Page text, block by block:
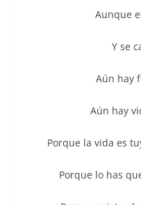
Aunque
Y se
Aún hay
Aún hay
Porque la vida es
Porque lo has